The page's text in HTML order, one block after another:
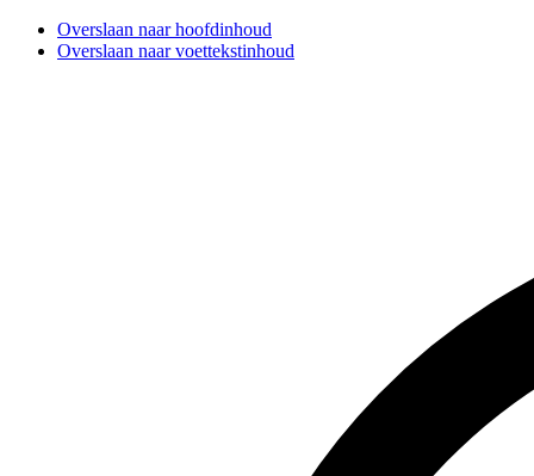
Overslaan naar hoofdinhoud
Overslaan naar voettekstinhoud